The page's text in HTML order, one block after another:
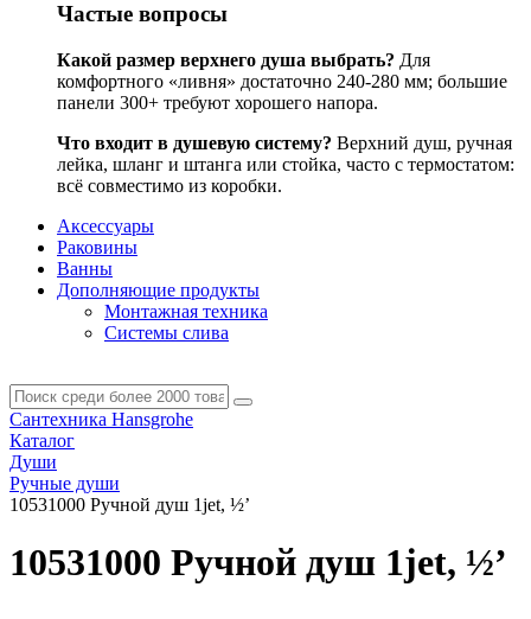
Частые вопросы
Какой размер верхнего душа выбрать? Для
комфортного «ливня» достаточно 240-280 мм; большие
панели 300+ требуют хорошего напора.
Что входит в душевую систему? Верхний душ, ручная
лейка, шланг и штанга или стойка, часто с термостатом:
всё совместимо из коробки.
Аксессуары
Раковины
Ванны
Дополняющие продукты
Монтажная техника
Системы слива
Сантехника Hansgrohe
Каталог
Души
Ручные души
10531000 Ручной душ 1jet, ½’
10531000 Ручной душ 1jet, ½’